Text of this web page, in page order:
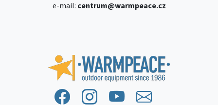
e-mail: centrum@warmpeace.cz